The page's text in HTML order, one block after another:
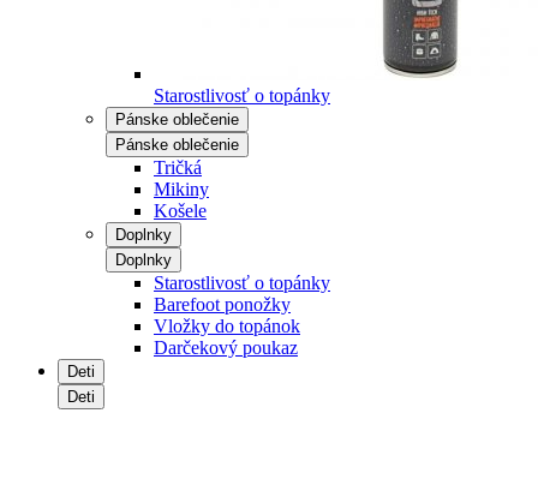
Starostlivosť o topánky
Pánske oblečenie
Pánske oblečenie
Tričká
Mikiny
Košele
Doplnky
Doplnky
Starostlivosť o topánky
Barefoot ponožky
Vložky do topánok
Darčekový poukaz
Deti
Deti